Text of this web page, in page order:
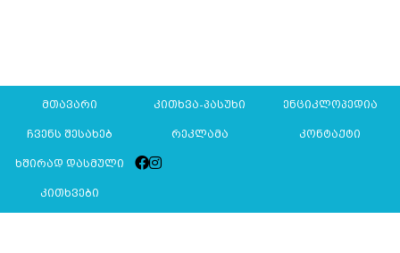
მთავარი კითხვა-პასუხი ენციკლოპედია
ჩვენს შესახებ რეკლამა კონტაქტი
ხშირად დასმული
კითხვები